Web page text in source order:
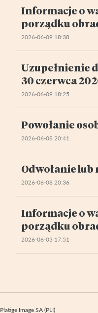
Informacje o
porządku
2026-06-09 18:38
Uzupełnienie
30 czerwca
2026-06-09 18:25
Powołanie
2026-06-08 20:41
Odwołanie
2026-06-08 20:36
Informacje o
porządku
2026-06-03 17:51
Platige Image SA (PLI)